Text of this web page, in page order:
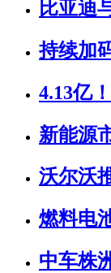
比亚迪
持续加
4.13亿
新能源
沃尔沃
燃料电
中车株